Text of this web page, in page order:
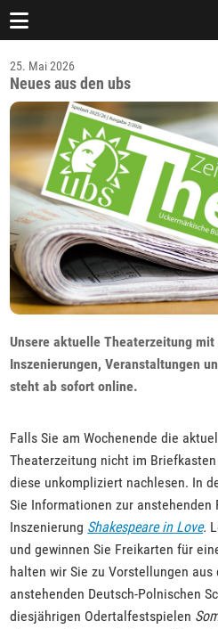
25. Mai 2026
Neues aus den ubs
Unsere aktuelle Theaterzeitung mit
Inszenierungen, Veranstaltungen
steht ab sofort online.
Falls Sie am Wochenende die
Theaterzeitung nicht im
diese unkompliziert nachlesen. In
Sie Informationen zur anstehenden
Inszenierung Shakespeare in Love.
und gewinnen Sie Freikarten für
halten wir Sie zu Vorstellungen aus
anstehenden Deutsch-Polnischen
diesjährigen Odertalfestspielen